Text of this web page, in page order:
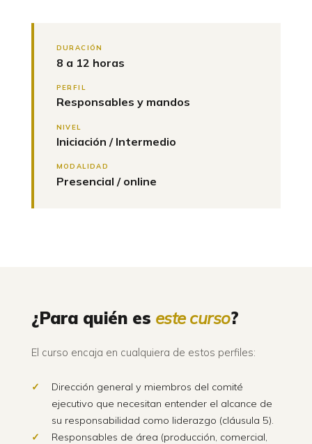
DURACIÓN
8 a 12 horas
PERFIL
Responsables y mandos
NIVEL
Iniciación / Intermedio
MODALIDAD
Presencial / online
¿Para quién es este curso?
El curso encaja en cualquiera de estos perfiles:
Dirección general y miembros del comité
ejecutivo que necesitan entender el alcance de
su responsabilidad como liderazgo (cláusula 5).
Responsables de área (producción, comercial,